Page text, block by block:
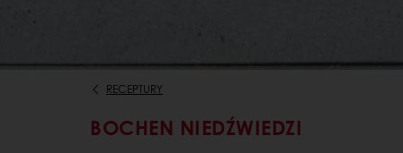
RECEPTURY
BOCHEN NIEDŹWIEDZI